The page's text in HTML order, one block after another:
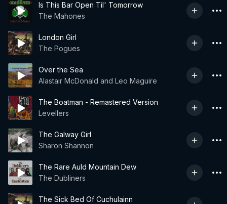
Is This Bar Open Til' Tomorrow
The Mahones
London Girl
The Pogues
Over the Sea
Alastair McDonald and Leo Maguire
The Boatman - Remastered Version
Levellers
The Galway Girl
Sharon Shannon
The Rare Auld Mountain Dew
The Dubliners
The Sick Bed Of Cuchulainn